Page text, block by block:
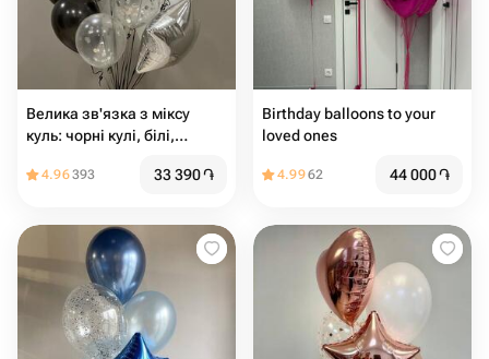
Велика зв'язка з міксу
куль: чорні кулі, білі,
4.96393 33 390֏
Birthday balloons to your
loved ones
4.9962 44 000֏